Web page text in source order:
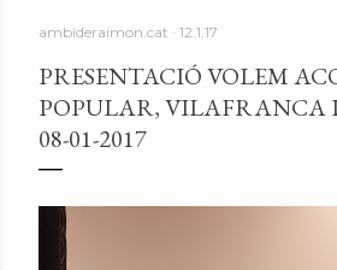
ambideraimon.cat 12.1.17
PRESENTACIÓ VOLEM
POPULAR, VILAFRANCA
08-01-2017